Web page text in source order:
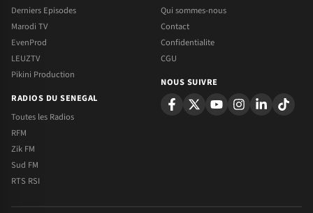
Derniers Episodes
Marodi TV
EvenProd
LEUZTV
Pikini Production
RADIOS DU SENEGAL
Toutes les Radios
RFM
Zik FM
Sud FM
RTS RSI
Qui sommes-nous
Contact
Confidentialite
CGU
NOUS SUIVRE